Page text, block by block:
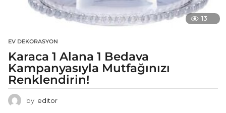
13
EV DEKORASYON
Karaca 1 Alana 1 Bedava
Kampanyasıyla Mutfağınızı
Renklendirin!
by editor